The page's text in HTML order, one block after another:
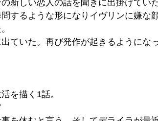
新しい恋人の話を聞きに出掛けてい
するような形になりイヴリンに嫌な
ていた。再び発作が起きるようにな
を描く1話。